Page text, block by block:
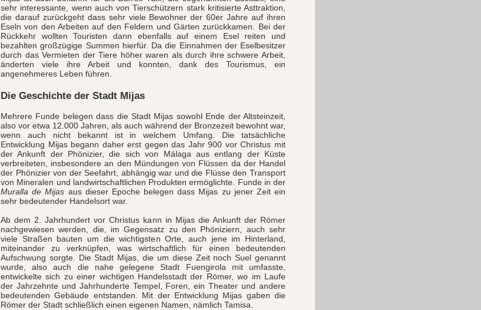
sehr interessante, wenn auch von Tierschützern stark kritisierte Asttraktion,
die darauf zurückgeht dass sehr viele Bewohner der 60er Jahre auf ihren
Eseln von den Arbeiten auf den Feldern und Gärten zurückkamen. Bei der
Rückkehr wollten Touristen dann ebenfalls auf einem Esel reiten und
bezahlten großzügige Summen hierfür. Da die Einnahmen der Eselbesitzer
durch das Vermieten der Tiere höher waren als durch ihre schwere Arbeit,
änderten viele ihre Arbeit und konnten, dank des Tourismus, ein
angenehmeres Leben führen.
Die Geschichte der Stadt Mijas
Mehrere Funde belegen dass die Stadt Mijas sowohl Ende der Altsteinzeit,
also vor etwa 12.000 Jahren, als auch während der Bronzezeit bewohnt war,
wenn auch nicht bekannt ist in welchem Umfang. Die tatsächliche
Entwicklung Mijas begann daher erst gegen das Jahr 900 vor Christus mit
der Ankunft der Phönizier, die sich von Málaga aus entlang der Küste
verbreiteten, insbesondere an den Mündungen von Flüssen da der Handel
der Phönizier von der Seefahrt, abhängig war und die Flüsse den Transport
von Mineralen und landwirtschaftlichen Produkten ermöglichte. Funde in der
Muralla de Mijas aus dieser Epoche belegen dass Mijas zu jener Zeit ein
sehr bedeutender Handelsort war.
Ab dem 2. Jahrhundert vor Christus kann in Mijas die Ankunft der Römer
nachgewiesen werden, die, im Gegensatz zu den Phöniziern, auch sehr
viele Straßen bauten um die wichtigsten Orte, auch jene im Hinterland,
miteinander zu verknüpfen, was wirtschaftlich für einen bedeutenden
Aufschwung sorgte. Die Stadt Mijas, die um diese Zeit noch Suel genannt
wurde, also auch die nahe gelegene Stadt Fuengirola mit umfasste,
entwickelte sich zu einer wichtigen Handelsstadt der Römer, wo im Laufe
der Jahrzehnte und Jahrhunderte Tempel, Foren, ein Theater und andere
bedeutenden Gebäude entstanden. Mit der Entwicklung Mijas gaben die
Römer der Stadt schließlich einen eigenen Namen, nämlich Tamisa.